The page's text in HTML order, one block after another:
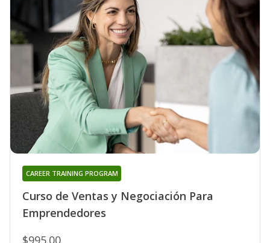
Curso de Ventas y Negociación Para
Emprendedores
CAREER TRAINING PROGRAM